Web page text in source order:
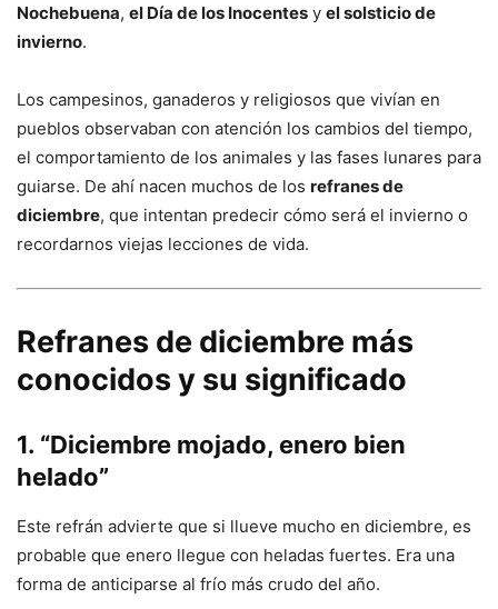
Nochebuena, el Día de los Inocentes y el solsticio de
invierno.
Los campesinos, ganaderos y religiosos que vivían en
pueblos observaban con atención los cambios del tiempo,
el comportamiento de los animales y las fases lunares para
guiarse. De ahí nacen muchos de los refranes de
diciembre, que intentan predecir cómo será el invierno o
recordarnos viejas lecciones de vida.
Refranes de diciembre más
conocidos y su significado
1. “Diciembre mojado, enero bien
helado”
Este refrán advierte que si llueve mucho en diciembre, es
probable que enero llegue con heladas fuertes. Era una
forma de anticiparse al frío más crudo del año.